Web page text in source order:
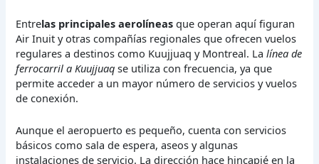
Entrelas principales aerolíneas que operan aquí figuran
Air Inuit y otras compañías regionales que ofrecen vuelos
regulares a destinos como Kuujjuaq y Montreal. Lalínea de
ferrocarril a Kuujjuaq se utiliza con frecuencia, ya que
permite acceder a un mayor número de servicios y vuelos
de conexión.
Aunque el aeropuerto es pequeño, cuenta con servicios
básicos como sala de espera, aseos y algunas
instalaciones de servicio. La dirección hace hincapié en la